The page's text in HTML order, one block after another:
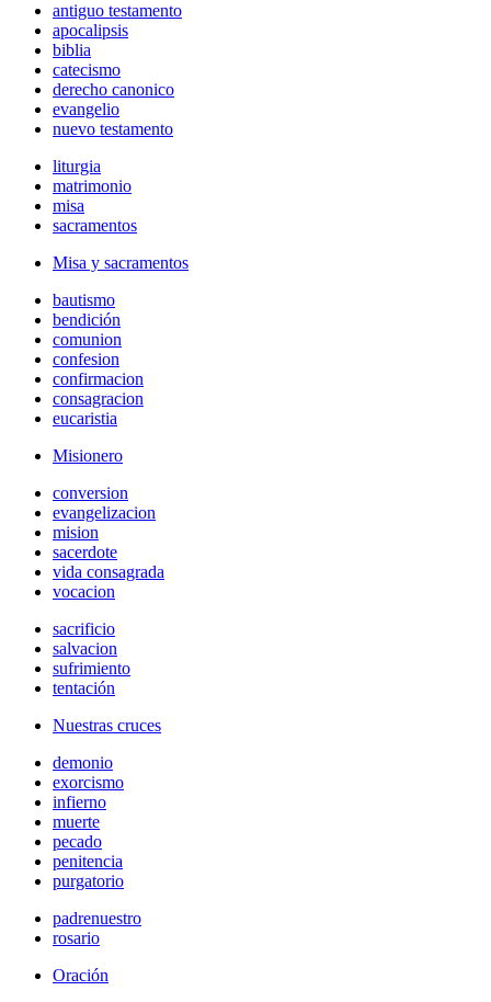
antiguo testamento
apocalipsis
biblia
catecismo
derecho canonico
evangelio
nuevo testamento
liturgia
matrimonio
misa
sacramentos
Misa y sacramentos
bautismo
bendición
comunion
confesion
confirmacion
consagracion
eucaristia
Misionero
conversion
evangelizacion
mision
sacerdote
vida consagrada
vocacion
sacrificio
salvacion
sufrimiento
tentación
Nuestras cruces
demonio
exorcismo
infierno
muerte
pecado
penitencia
purgatorio
padrenuestro
rosario
Oración